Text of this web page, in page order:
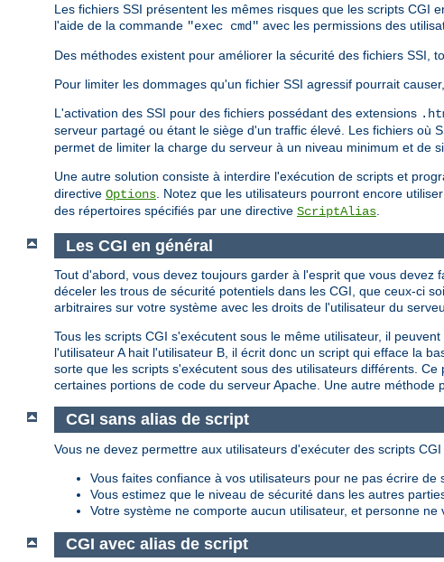
Les fichiers SSI présentent les mêmes risques que les scripts CGI
l'aide de la commande "exec cmd" avec les permissions des
Des méthodes existent pour améliorer la sécurité des fichiers SSI,
Pour limiter les dommages qu'un fichier SSI agressif pourrait
L'activation des SSI pour des fichiers possédant des extensions
serveur partagé ou étant le siège d'un traffic élevé. Les fichiers où
permet de limiter la charge du serveur à un niveau minimum et de
Une autre solution consiste à interdire l'exécution de scripts et
directive Options . Notez que les utilisateurs pourront encore utiliser
des répertoires spécifiés par une directive ScriptAlias
Les CGI en général
Tout d'abord, vous devez toujours garder à l'esprit que vous
déceler les trous de sécurité potentiels dans les CGI, que ceux-ci
arbitraires sur votre système avec les droits de l'utilisateur du
Tous les scripts CGI s'exécutent sous le même utilisateur, il
l'utilisateur A hait l'utilisateur B, il écrit donc un script qui efface la
sorte que les scripts s'exécutent sous des utilisateurs différents.
certaines portions de code du serveur Apache. Une autre méthode
CGI sans alias de script
Vous ne devez permettre aux utilisateurs d'exécuter des scripts
Vous faites confiance à vos utilisateurs pour ne pas écrire
Vous estimez que le niveau de sécurité dans les autres
Votre système ne comporte aucun utilisateur, et personne ne
CGI avec alias de script